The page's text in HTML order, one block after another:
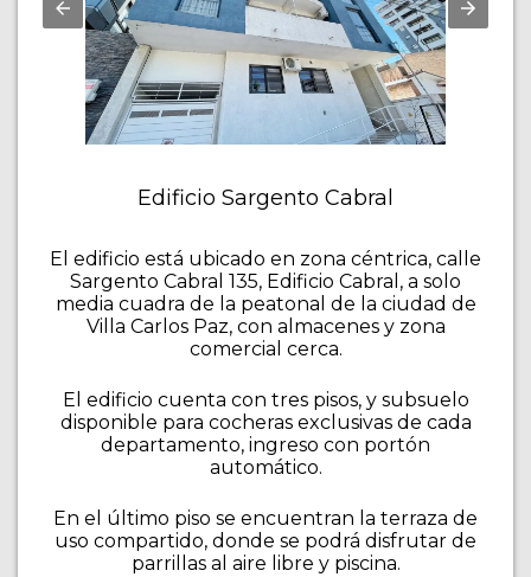
Edificio Sargento Cabral
El edificio está ubicado en zona céntrica, calle
Sargento Cabral 135, Edificio Cabral, a solo
media cuadra de la peatonal de la ciudad de
Villa Carlos Paz, con almacenes y zona
comercial cerca.
El edificio cuenta con tres pisos, y subsuelo
disponible para cocheras exclusivas de cada
departamento, ingreso con portón
automático.
En el último piso se encuentran la terraza de
uso compartido, donde se podrá disfrutar de
parrillas al aire libre y piscina.